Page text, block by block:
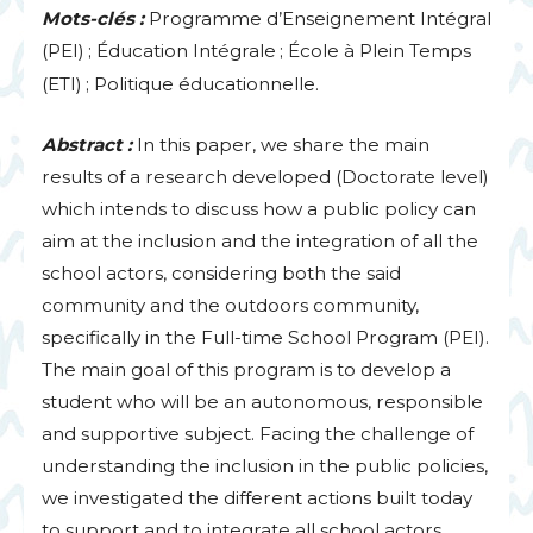
Mots-clés : Programme d’Enseignement Intégral
(PEI) ; Éducation Intégrale ; École à Plein Temps
(ETI) ; Politique éducationnelle.
Abstract : In this paper, we share the main
results of a research developed (Doctorate level)
which intends to discuss how a public policy can
aim at the inclusion and the integration of all the
school actors, considering both the said
community and the outdoors community,
specifically in the Full-time School Program (PEI).
The main goal of this program is to develop a
student who will be an autonomous, responsible
and supportive subject. Facing the challenge of
understanding the inclusion in the public policies,
we investigated the different actions built today